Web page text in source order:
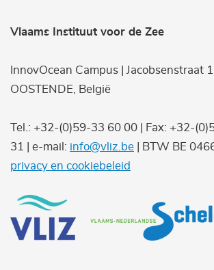
Vlaams Instituut voor de Zee
InnovOcean Campus | Jacobsenstraat
OOSTENDE, België
Tel.: +32-(0)59-33 60 00 | Fax: +32-
31 | e-mail: info@vliz.be | BTW BE
privacy en cookiebeleid